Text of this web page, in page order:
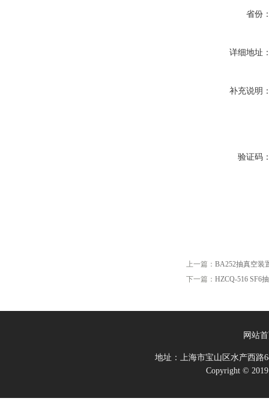
省份
详细地址
补充说明
验证码
上一篇： BA252抽真空装
下一篇： HZCQ-516 SF6
网站
地址：上海市宝山区水产西路
Copyright ©